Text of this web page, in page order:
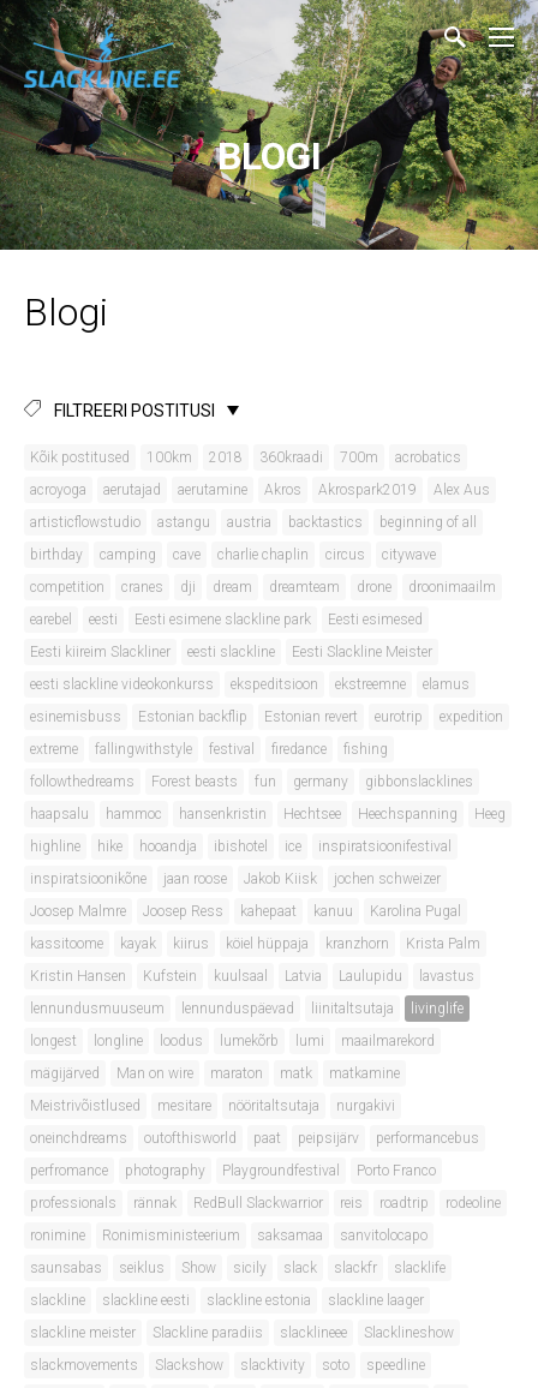
BLOGI
Blogi
FILTREERI POSTITUSI
Kõik postitused 100km 2018 360kraadi 700m
acrobatics
acroyoga
aerutajad aerutamine Akros Akrospark2019
Alex Aus
artisticflowstudio
astangu austria backtastics
beginning of all
birthday
camping cave charlie chaplin circus
citywave
competition
cranes dji dream dreamteam drone
droonimaailm
earebel
eesti Eesti esimene slackline park
Eesti esimesed
Eesti kiireim Slackliner
eesti slackline
Eesti Slackline Meister
eesti slackline videokonkurss
ekspeditsioon ekstreemne
elamus
esinemisbuss
Estonian backflip Estonian revert eurotrip
expedition
extreme
fallingwithstyle festival firedance
fishing
followthedreams
Forest beasts fun germany
gibbonslacklines
haapsalu
hammoc hansenkristin Hechtsee Heechspanning
Heeg
highline
hike hooandja ibishotel ice
inspiratsioonifestival
inspiratsioonikõne
jaan roose Jakob Kiisk
jochen schweizer
Joosep Malmre
Joosep Ress kahepaat kanuu
Karolina Pugal
kassitoome
kayak kiirus köiel hüppaja kranzhorn
Krista Palm
Kristin Hansen
Kufstein kuulsaal Latvia Laulupidu
lavastus
lennundusmuuseum
lennunduspäevad liinitaltsutaja
livinglife
longest
longline loodus lumekõrb lumi
maailmarekord
mägijärved
Man on wire maraton matk
matkamine
Meistrivõistlused
mesitare nööritaltsutaja
nurgakivi
oneinchdreams
outofthisworld paat peipsijärv
performancebus
perfromance
photography Playgroundfestival
Porto Franco
professionals
rännak RedBull Slackwarrior reis roadtrip
rodeoline
ronimine
Ronimisministeerium saksamaa
sanvitolocapo
saunsabas
seiklus Show sicily slack slackfr
slacklife
slackline
slackline eesti slackline estonia
slackline laager
slackline meister
Slackline paradiis slacklineee
Slacklineshow
slackmovements
Slackshow slacktivity soto
speedline